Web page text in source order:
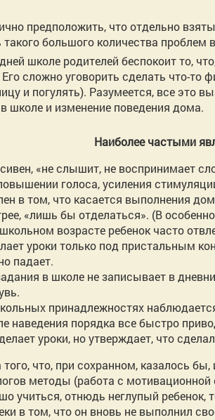
предположить, что отдельно
большого количества проблем
школе родителей беспокоит то,
сложно уговорить сделать что-то
и погулять). Разумеется, все
школе и изменение поведения дома.
Наиболее частыми
«не слышит, не воспринимает
голоса, усиления
в том, что касается выполнения
«лишь бы отделаться». (В
возрасте ребенок часто
уроки только под пристальным
падает.
в школе не записывает в
принадлежностях
наведения порядка все быстро
уроки, но утверждает, что
что, при сохранном, казалось
методы (работа с
учиться, отнюдь неглупый ребенок,
в том, что он вновь не выполнил